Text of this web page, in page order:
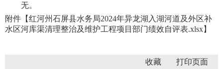
无。
附件【红河州石屏县水务局2024年异龙湖入湖河道及外区补
水区河库渠清理整治及维护工程项目部门绩效自评表.xlsx】
收藏